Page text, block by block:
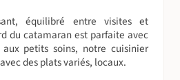
des départs sont garantis !
est de 6 cabines doubles
équilibré entre visites et
du catamaran est parfaite avec
petits soins, notre cuisinier
des plats variés, locaux.